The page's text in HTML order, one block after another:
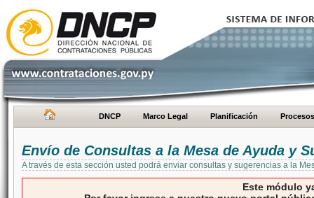
DNCP Marco Legal Planificación Procesos
Envío de Consultas a la Mesa de Ayuda y
A través de esta sección usted podrá enviar consultas y sugerencias a la
Este módulo